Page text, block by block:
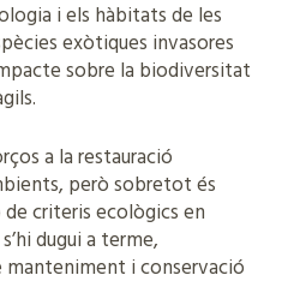
i els hàbitats de les
exòtiques invasores
sobre la biodiversitat
a la restauració
però sobretot és
criteris ecològics en
dugui a terme,
i conservació